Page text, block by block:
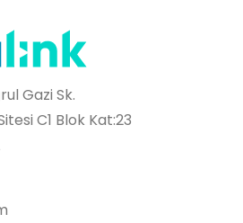
Gazi Sk.
C1 Blok Kat:23